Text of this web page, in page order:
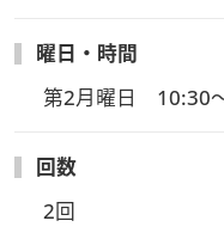
※定期講座受講生と一緒
曜日・時間
第2月曜日　10:30
回数
2回